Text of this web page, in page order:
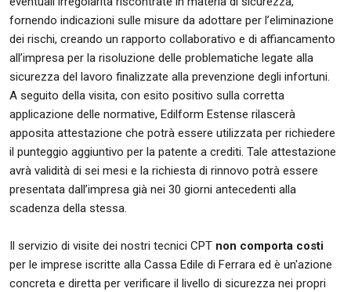
fornendo indicazioni sulle misure da adottare per l’eliminazione
dei rischi, creando un rapporto collaborativo e di affiancamento
all’impresa per la risoluzione delle problematiche legate alla
sicurezza del lavoro finalizzate alla prevenzione degli infortuni.
A seguito della visita, con esito positivo sulla corretta
applicazione delle normative, Edilform Estense rilascerà
apposita attestazione che potrà essere utilizzata per richiedere
il punteggio aggiuntivo per la patente a crediti. Tale attestazione
avrà validità di sei mesi e la richiesta di rinnovo potrà essere
presentata dall’impresa già nei 30 giorni antecedenti alla
scadenza della stessa.
Il servizio di visite dei nostri tecnici CPT non comporta costi
per le imprese iscritte alla Cassa Edile di Ferrara ed è un'azione
concreta e diretta per verificare il livello di sicurezza nei propri